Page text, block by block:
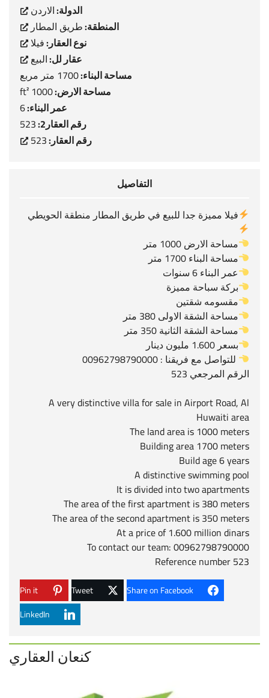
الدولة:الاردن
المنطقة:طريق المطار
نوع العقار:فيلا
عقار لل:البيع
مساحة البناء:1700 متر مربع
مساحة الارض:1000 ft²
عمر البناء:6
رقم العقار2: 523
رقم العقار:523
التفاصيل
فيلا مميزة جدا للبيع في طريق المطار منطقة الحويطي
مساحة الارض 1000 متر
مساحة البناء 1700 متر
عمر البناء 6 سنوات
بركة سباحة مميزة
مقسومه شقتين
مساحة الشقة الاولى 380 متر
مساحة الشقة الثانية 350 متر
بسعر 1.600 مليون دينار
للتواصل مع فريقنا : 00962798790000
الرقم المرجعي 523
A very distinctive villa for sale in Airport Road, Al
Huwaiti area
The land area is 1000 meters
Building area 1700 meters
Build age 6 years
A distinctive swimming pool
It is divided into two apartments
The area of the first apartment is 380 meters
The area of the second apartment is 350 meters
At a price of 1.600 million dinars
To contact our team: 00962798790000
Reference number 523
Share on Facebook
Tweet
Pin it
LinkedIn
كنعان العقاري